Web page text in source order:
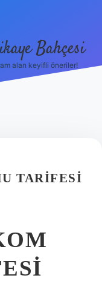
Bahçesi
alan keyifli öneriler!
TARIFESI